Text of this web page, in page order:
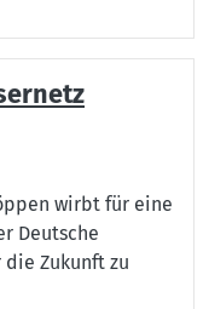
wirbt für eine
Deutsche
Zukunft zu